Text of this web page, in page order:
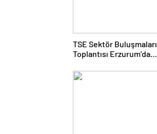
TSE Sektör Buluşmaları
Toplantısı Erzurum’da